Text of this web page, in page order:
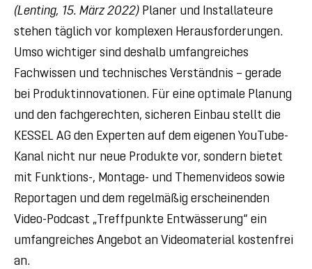
(Lenting, 15. März 2022) Planer und Installateure
stehen täglich vor komplexen Herausforderungen.
Umso wichtiger sind deshalb umfangreiches
Fachwissen und technisches Verständnis – gerade
bei Produktinnovationen. Für eine optimale Planung
und den fachgerechten, sicheren Einbau stellt die
KESSEL AG den Experten auf dem eigenen YouTube-
Kanal nicht nur neue Produkte vor, sondern bietet
mit Funktions-, Montage- und Themenvideos sowie
Reportagen und dem regelmäßig erscheinenden
Video-Podcast „Treffpunkte Entwässerung“ ein
umfangreiches Angebot an Videomaterial kostenfrei
an.